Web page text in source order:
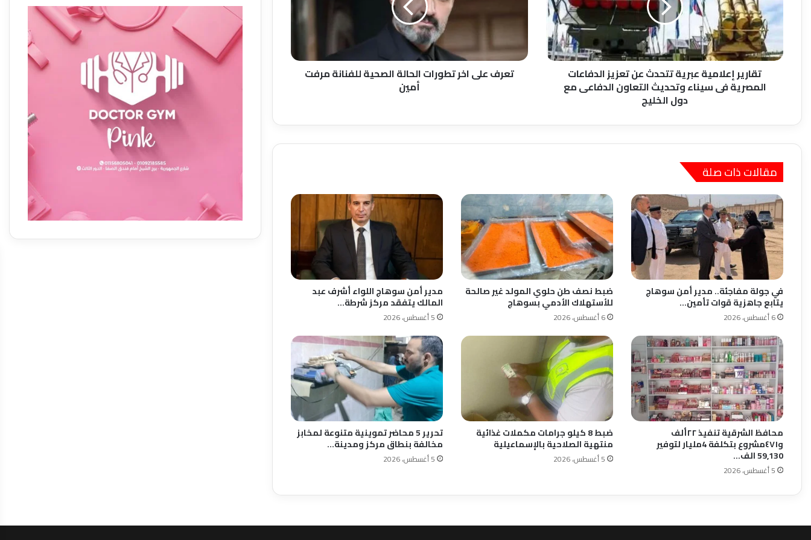
عن
تعزيز
الدفاعات
المصرية
فى
وتحديث
مع
الخليج
تقارير إعلامية عبرية تتحدث عن تعزيز الدفاعات
المصرية فى سيناء وتحديث التعاون الدفاعى مع
دول الخليج
الصحية
للفنانة
مرفت
أمين
تعرف على اخر تطورات الحالة الصحية للفنانة مرفت
أمين
مقالات ذات صلة
في جولة مفاجئة.. مدير أمن سوهاج
يتابع جاهزية قوات تأمين…
6 أغسطس، 2026
ضبط نصف طن حلوي المولد غير صالحة
للأستهلاك الأدمي بسوهاج
6 أغسطس، 2026
مدير أمن سوهاج اللواء أشرف عبد
المالك يتفقد مركز شرطة…
5 أغسطس، 2026
محافظ الشرقية تنفيذ ٢٢ألف
و٤٧١مشروع بتكلفة 4مليار لتوفير
59,130 الف…
5 أغسطس، 2026
ضبط 8 كيلو جرامات مكملات غذائية
منتهية الصلاحية بالإسماعيلية
5 أغسطس، 2026
تحرير 5 محاضر تموينية متنوعة لمخابز
مخالفة بنطاق مركز ومدينة…
5 أغسطس، 2026